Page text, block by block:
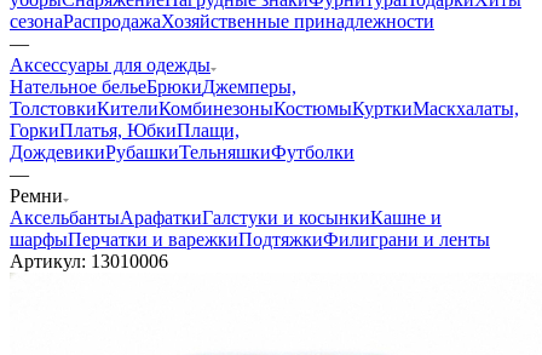
сезонаРаспродажаХозяйственные принадлежности
—
Аксессуары для одежды
Нательное бельеБрюкиДжемперы,
ТолстовкиКителиКомбинезоныКостюмыКурткиМаскхалаты,
ГоркиПлатья, ЮбкиПлащи,
ДождевикиРубашкиТельняшкиФутболки
—
Ремни
АксельбантыАрафаткиГалстуки и косынкиКашне и
шарфыПерчатки и варежкиПодтяжкиФилиграни и ленты
Артикул: 13010006